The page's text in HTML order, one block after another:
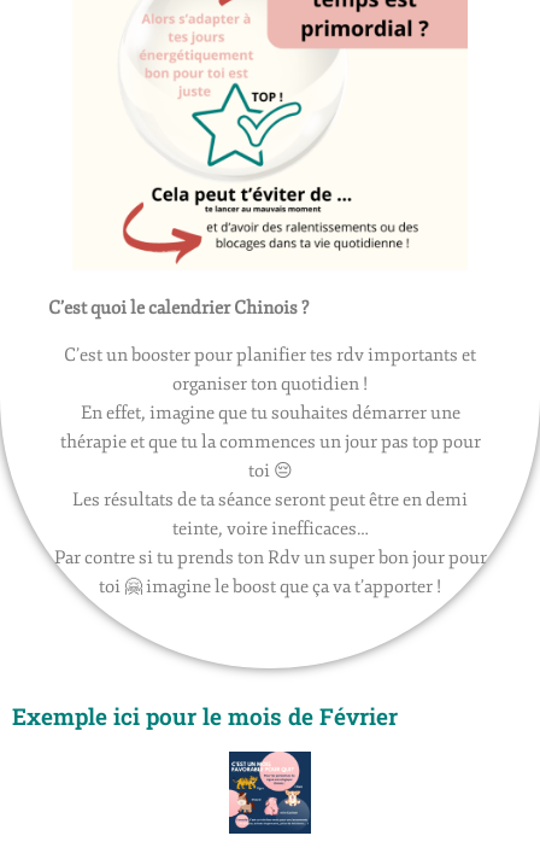
C’est quoi le calendrier Chinois ?
C’est un booster pour planifier tes rdv importants et
organiser ton quotidien !
En effet, imagine que tu souhaites démarrer une
thérapie et que tu la commences un jour pas top pour
toi 😔
Les résultats de ta séance seront peut être en demi
teinte, voire inefficaces…
Par contre si tu prends ton Rdv un super bon jour pour
toi 🤗 imagine le boost que ça va t’apporter !
Exemple ici pour le mois de Février